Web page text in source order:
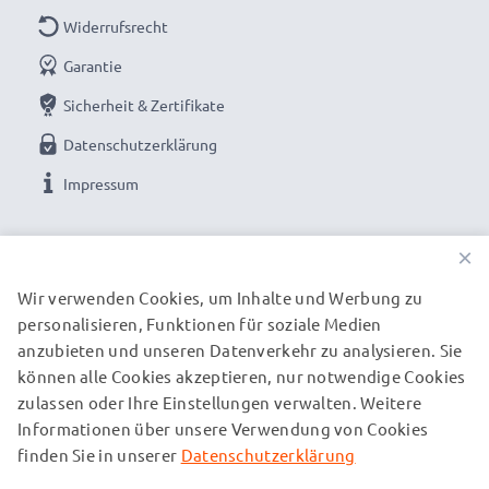
Widerrufsrecht
Garantie
Sicherheit & Zertifikate
Datenschutzerklärung
Impressum
UNSERE VERSANDPARTNER
© subtel.de 2026
Alle Preise verstehen sich inklusive Mehrwertsteuer und
zuzüglich Versandkosten. Bitte beachten Sie, dass alle
×
Wir verwenden Cookies, um Inhalte und Werbung zu
personalisieren, Funktionen für soziale Medien
anzubieten und unseren Datenverkehr zu analysieren. Sie
können alle Cookies akzeptieren, nur notwendige Cookies
zulassen oder Ihre Einstellungen verwalten. Weitere
Informationen über unsere Verwendung von Cookies
finden Sie in unserer Datenschutzerklärung